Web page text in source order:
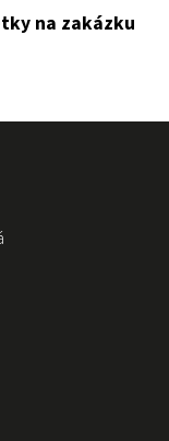
na zakázku